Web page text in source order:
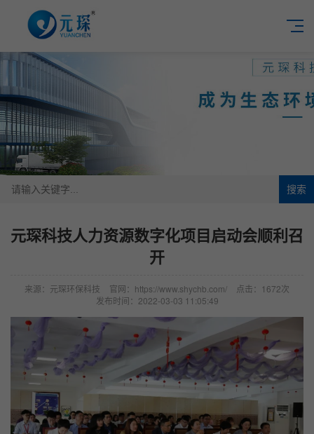
搜索
元琛科技人力资源数字化项目启动会顺利召
开
来源：元琛环保科技 官网：https://www.shychb.com/
点击：1672次
发布时间：2022-03-03 11:05:49